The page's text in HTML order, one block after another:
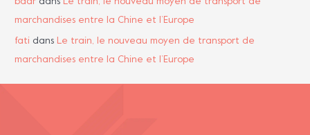
marchandises entre la Chine et l’Europe
fati dans Le train, le nouveau moyen de transport de
marchandises entre la Chine et l’Europe